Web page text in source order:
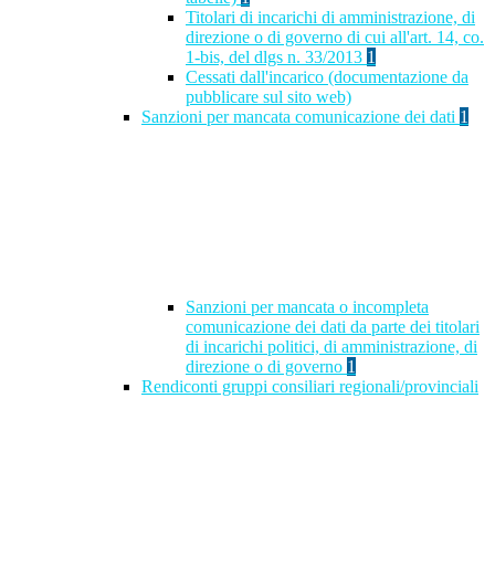
Titolari di incarichi di amministrazione, di
direzione o di governo di cui all'art. 14, co.
1-bis, del dlgs n. 33/2013 1
Cessati dall'incarico (documentazione da
pubblicare sul sito web)
Sanzioni per mancata comunicazione dei dati 1
Sanzioni per mancata o incompleta
comunicazione dei dati da parte dei titolari
di incarichi politici, di amministrazione, di
direzione o di governo 1
Rendiconti gruppi consiliari regionali/provinciali